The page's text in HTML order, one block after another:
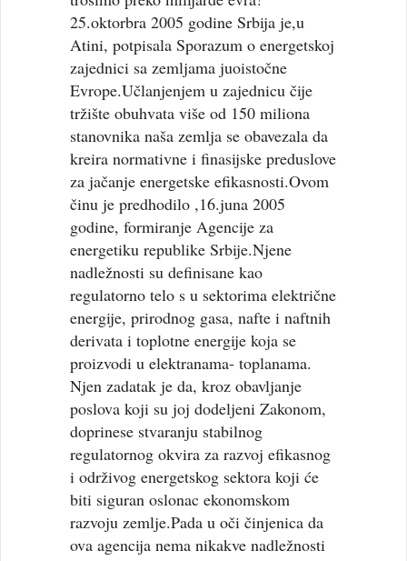
25.oktorbra 2005 godine Srbija je,u
Atini, potpisala Sporazum o energetskoj
zajednici sa zemljama juoistočne
Evrope.Učlanjenjem u zajednicu čije
tržište obuhvata više od 150 miliona
stanovnika naša zemlja se obavezala da
kreira normativne i finasijske preduslove
za jačanje energetske efikasnosti.Ovom
činu je predhodilo ,16.juna 2005
godine, formiranje Agencije za
energetiku republike Srbije.Njene
nadležnosti su definisane kao
regulatorno telo s u sektorima električne
energije, prirodnog gasa, nafte i naftnih
derivata i toplotne energije koja se
proizvodi u elektranama- toplanama.
Njen zadatak je da, kroz obavljanje
poslova koji su joj dodeljeni Zakonom,
doprinese stvaranju stabilnog
regulatornog okvira za razvoj efikasnog
i održivog energetskog sektora koji će
biti siguran oslonac ekonomskom
razvoju zemlje.Pada u oči činjenica da
ova agencija nema nikakve nadležnosti